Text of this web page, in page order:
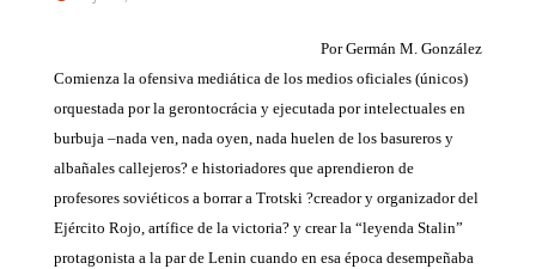
Por Germán M. González
Comienza la ofensiva mediática de los medios oficiales (únicos)
orquestada por la gerontocrácia y ejecutada por intelectuales en
burbuja –nada ven, nada oyen, nada huelen de los basureros y
albañales callejeros? e historiadores que aprendieron de
profesores soviéticos a borrar a Trotski ?creador y organizador del
Ejército Rojo, artífice de la victoria? y crear la “leyenda Stalin”
protagonista a la par de Lenin cuando en esa época desempeñaba